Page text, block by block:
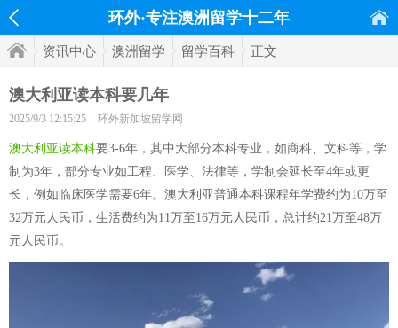
环外·专注澳洲留学十二年
资讯中心 澳洲留学 留学百科 正文
澳大利亚读本科要几年
2025/9/3 12:15:25 环外新加坡留学网
澳大利亚读本科要3-6年，其中大部分本科专业，如商科、文科等，学
制为3年，部分专业如工程、医学、法律等，学制会延长至4年或更
长，例如临床医学需要6年。澳大利亚普通本科课程年学费约为10万至
32万元人民币，生活费约为11万至16万元人民币，总计约21万至48万
元人民币。